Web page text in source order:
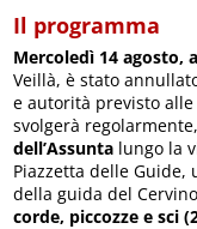
Il programma
Mercoledì 14 agosto,
Veillà, è stato
e autorità previsto alle
svolgerà
dell’Assunta lungo la
Piazzetta delle
della guida del Cervino
corde, piccozze e sci